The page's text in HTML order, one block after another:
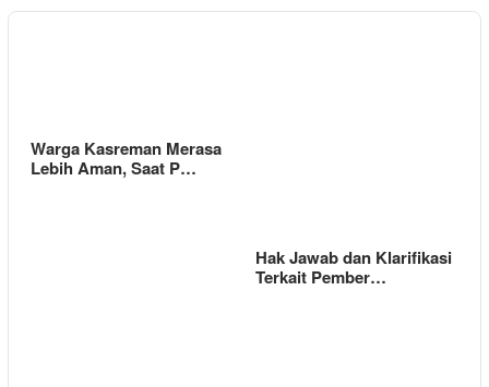
Warga Kasreman Merasa
Lebih Aman, Saat P…
Hak Jawab dan Klarifikasi
Terkait Pember…